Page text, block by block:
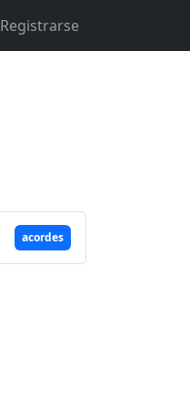
Registrarse
acordes